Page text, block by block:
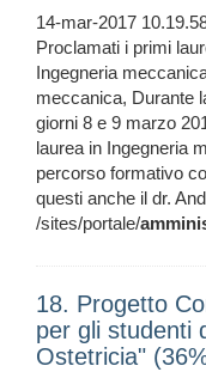
14-mar-2017
Proclamati i primi
Ingegneria
meccanica, Durante
giorni 8 e 9 marzo
laurea in Ingegneria
percorso formativo
questi anche il dr.
/sites/portale/
18. Progetto
per gli studenti
Ostetricia"